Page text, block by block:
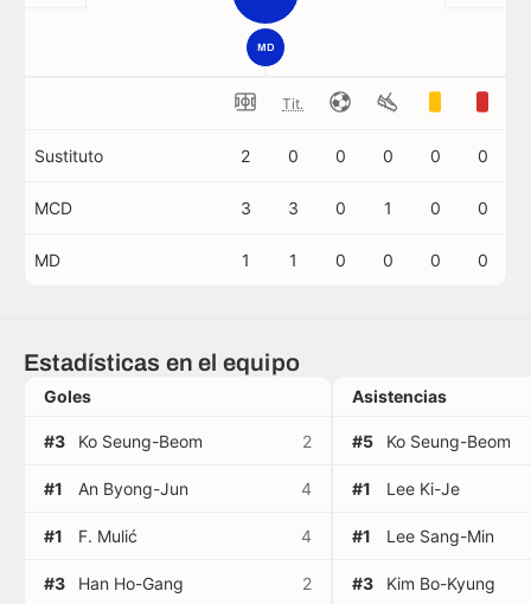
MD
Tit.
Sustituto 2 0 0 0 0 0
MCD 3 3 0 1 0 0
MD 1 1 0 0 0 0
Estadísticas en el equipo
Goles
#3 Ko Seung-Beom 2
#1 An Byong-Jun 4
#1 F. Mulić 4
#3 Han Ho-Gang 2
Asistencias
#5 Ko Seung-Beom
#1 Lee Ki-Je
#1 Lee Sang-Min
#3 Kim Bo-Kyung